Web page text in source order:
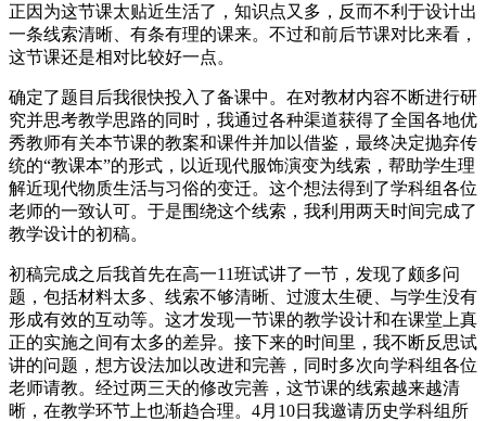
正因为这节课太贴近生活了，知识点又多，反而不利于设计出
一条线索清晰、有条有理的课来。不过和前后节课对比来看，
这节课还是相对比较好一点。
确定了题目后我很快投入了备课中。在对教材内容不断进行研
究并思考教学思路的同时，我通过各种渠道获得了全国各地优
秀教师有关本节课的教案和课件并加以借鉴，最终决定抛弃传
统的“教课本”的形式，以近现代服饰演变为线索，帮助学生理
解近现代物质生活与习俗的变迁。这个想法得到了学科组各位
老师的一致认可。于是围绕这个线索，我利用两天时间完成了
教学设计的初稿。
初稿完成之后我首先在高一11班试讲了一节，发现了颇多问
题，包括材料太多、线索不够清晰、过渡太生硬、与学生没有
形成有效的互动等。这才发现一节课的教学设计和在课堂上真
正的实施之间有太多的差异。接下来的时间里，我不断反思试
讲的问题，想方设法加以改进和完善，同时多次向学科组各位
老师请教。经过两三天的修改完善，这节课的线索越来越清
晰，在教学环节上也渐趋合理。4月10日我邀请历史学科组所